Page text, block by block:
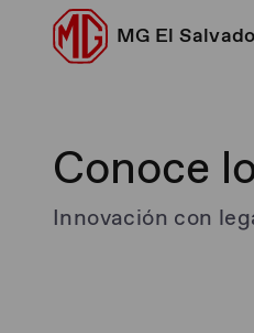
MG El
Conoce
Innovación con